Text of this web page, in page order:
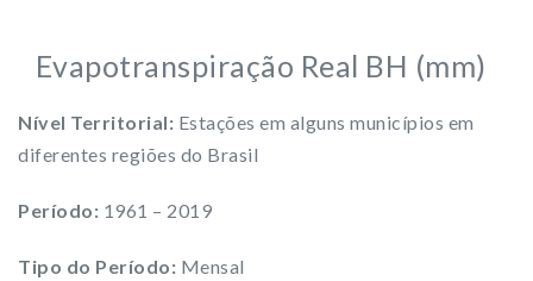
Evapotranspiração Real BH (mm)
Nível Territorial: Estações em alguns municípios em
diferentes regiões do Brasil
Período: 1961 – 2019
Tipo do Período: Mensal